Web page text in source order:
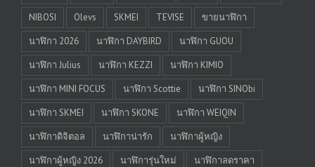
NIBOSI
Olevs SKMEI TEVISE
ขายนาฬิกา
นาฬิกา 2026
นาฬิกา DAYBIRD
นาฬิกา GUOU
นาฬิกา Julius
นาฬิกา KEZZI
นาฬิกา KIMIO
นาฬิกา MINI FOCUS
นาฬิกา Scottie
นาฬิกา SINObi
นาฬิกา SKMEI
นาฬิกา SKONE
นาฬิกา WEIQIN
นาฬิกาดิจิตอล
นาฬิกาน่ารัก
นาฬิกาผู้หญิง
นาฬิกาผู้หญิง 2026
นาฬิการุ่นใหม่
นาฬิกาลดราคา